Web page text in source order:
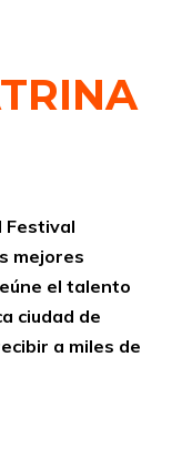
Festival
mejores
el talento
ciudad de
a miles de